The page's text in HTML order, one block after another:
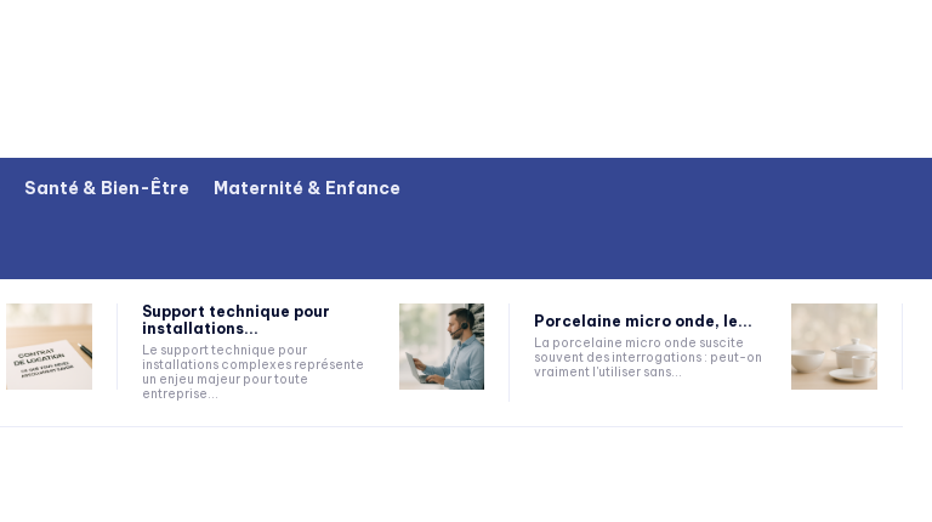
Santé & Bien-Être Maternité & Enfance
Support technique pour
installations...
Le support technique pour
installations complexes représente
un enjeu majeur pour toute
entreprise...
Porcelaine micro onde, le...
La porcelaine micro onde suscite
souvent des interrogations : peut-on
vraiment l'utiliser sans...